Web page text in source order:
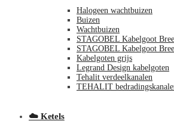
Halogeen wachtbuizen
Buizen
Wachtbuizen
STAGOBEL Kabelgoot
STAGOBEL Kabelgoot
Kabelgoten grijs
Legrand Design kabelgoten
Tehalit verdeelkanalen
TEHALIT
☁️ Ketels